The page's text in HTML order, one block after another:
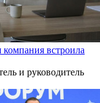
компания встроила
и руководитель